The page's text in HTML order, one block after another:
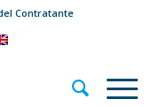
Contratante